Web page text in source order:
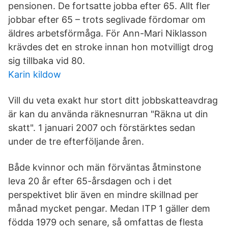
pensionen. De fortsatte jobba efter 65. Allt fler
jobbar efter 65 – trots seglivade fördomar om
äldres arbetsförmåga. För Ann-Mari Niklasson
krävdes det en stroke innan hon motvilligt drog
sig tillbaka vid 80.
Karin kildow
Vill du veta exakt hur stort ditt jobbskatteavdrag
är kan du använda räknesnurran "Räkna ut din
skatt". 1 januari 2007 och förstärktes sedan
under de tre efterföljande åren.
Både kvinnor och män förväntas åtminstone
leva 20 år efter 65-årsdagen och i det
perspektivet blir även en mindre skillnad per
månad mycket pengar. Medan ITP 1 gäller dem
födda 1979 och senare, så omfattas de flesta